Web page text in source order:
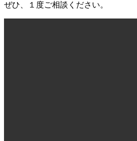
ぜひ、１度ご相談ください。